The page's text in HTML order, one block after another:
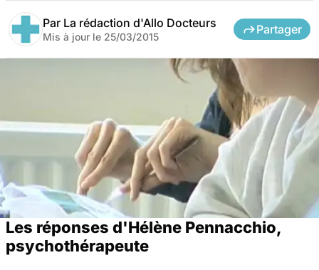
Par La rédaction d'Allo Docteurs
Mis à jour le 25/03/2015
Partager
Les réponses d'Hélène Pennacchio,
psychothérapeute